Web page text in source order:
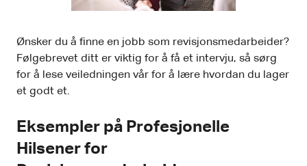
Ønsker du å finne en jobb som revisjonsmedarbeider?
Følgebrevet ditt er viktig for å få et intervju, så sørg
for å lese veiledningen vår for å lære hvordan du lager
et godt et.
Eksempler på Profesjonelle
Hilsener for